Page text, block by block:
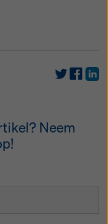
Neem